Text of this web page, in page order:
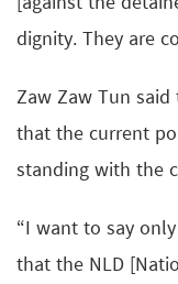
dignity. They are
Zaw Zaw Tun
that the current
standing with the
“I want to say
that the NLD